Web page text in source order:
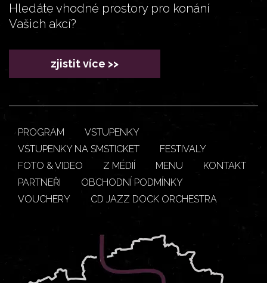
Hledáte vhodné prostory pro konání
Vašich akcí?
zjistit více >>
PROGRAM
VSTUPENKY
VSTUPENKY NA SMSTICKET
FESTIVALY
FOTO & VIDEO
Z MÉDIÍ MENU
KONTAKT
PARTNEŘI
OBCHODNÍ PODMÍNKY
VOUCHERY
CD JAZZ DOCK ORCHESTRA